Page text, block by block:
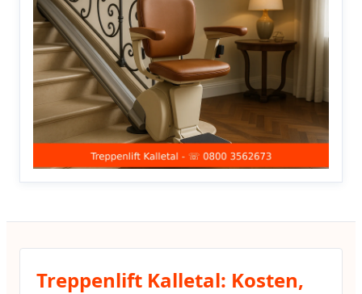
Treppenlift Kalletal: Kosten,